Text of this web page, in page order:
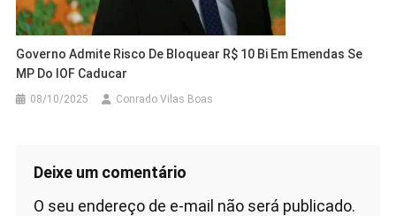
Governo Admite Risco De Bloquear R$ 10 Bi Em Emendas Se
MP Do IOF Caducar
08/10/2025 Conrado Vilas Boas
Deixe um comentário
O seu endereço de e-mail não será publicado.